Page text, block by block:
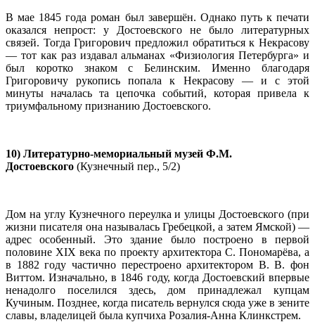
В мае 1845 года роман был завершён. Однако путь к печати
оказался непрост: у Достоевского не было литературных
связей. Тогда Григорович предложил обратиться к Некрасову
— тот как раз издавал альманах «Физиология Петербурга» и
был коротко знаком с Белинским. Именно благодаря
Григоровичу рукопись попала к Некрасову — и с этой
минуты началась та цепочка событий, которая привела к
триумфальному признанию Достоевского.
10) Литературно-мемориальный музей Ф.М.
Достоевского (Кузнечный пер., 5/2)
Дом на углу Кузнечного переулка и улицы Достоевского (при
жизни писателя она называлась Гребецкой, а затем Ямской) —
адрес особенный. Это здание было построено в первой
половине XIX века по проекту архитектора С. Пономарёва, а
в 1882 году частично перестроено архитектором В. В. фон
Виттом. Изначально, в 1846 году, когда Достоевский впервые
ненадолго поселился здесь, дом принадлежал купцам
Кучиным. Позднее, когда писатель вернулся сюда уже в зените
славы, владелицей была купчиха Розалия-Анна Клинкстрем.